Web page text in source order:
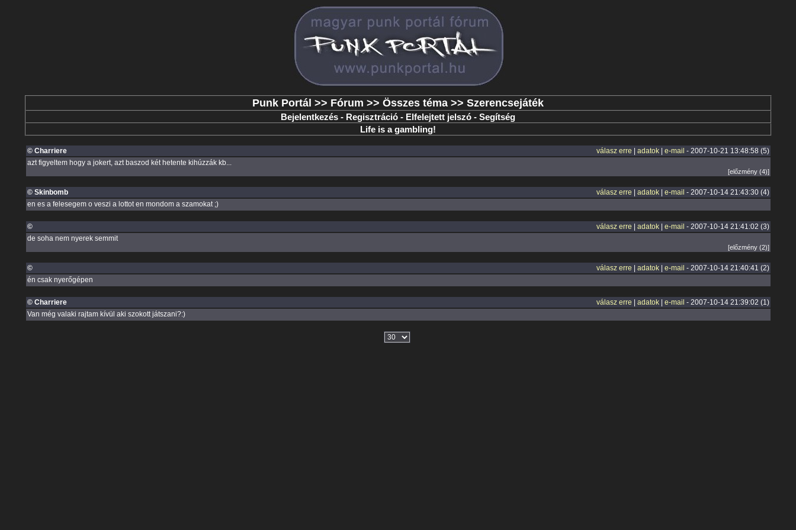
Punk Portál >> Fórum >> Összes téma >> Szerencsejáték
Bejelentkezés - Regisztráció - Elfelejtett jelszó - Segítség
Life is a gambling!
© Charriere válasz erre adatok| e-mail - 2007-10-21 13:48:58 (5)
azt figyeltem hogy a jokert, azt baszod két hetente kihúzzák kb...
[előzmény (4)]
© Skinbomb válasz erre adatok| e-mail - 2007-10-14 21:43:30 (4)
en es a felesegem o veszi a lottot en mondom a szamokat ;)
© válasz erre adatok| e-mail - 2007-10-14 21:41:02 (3)
de soha nem nyerek semmit
[előzmény (2)]
© válasz erre adatok| e-mail - 2007-10-14 21:40:41 (2)
én csak nyerőgépen
© Charriere válasz erre adatok| e-mail - 2007-10-14 21:39:02 (1)
Van még valaki rajtam kívül aki szokott játszani?:)